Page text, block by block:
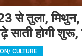
से तुला, मिथुन,
साती होगी
CULTURE